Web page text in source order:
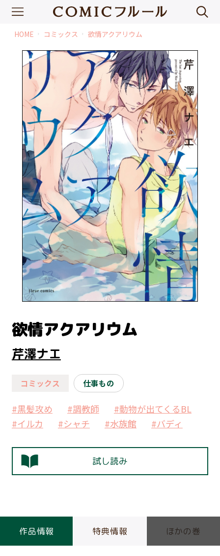
HOME chevron_right コミックス chevron_right 欲情アクアリウム
欲情アクアリウム
芹澤ナエ
コミックス 仕事もの
#黒髪攻め #調教師
#動物が出てくるBL
#イルカ
#シャチ #水族館 #バディ
試し読み
作品情報 特典情報 ほかの巻